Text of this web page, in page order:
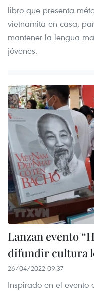
libro que presenta
vietnamita en casa,
mantener la lengua
jóvenes.
Lanzan evento
difundir cultura
26/04/2022 09:37
Inspirado en el evento